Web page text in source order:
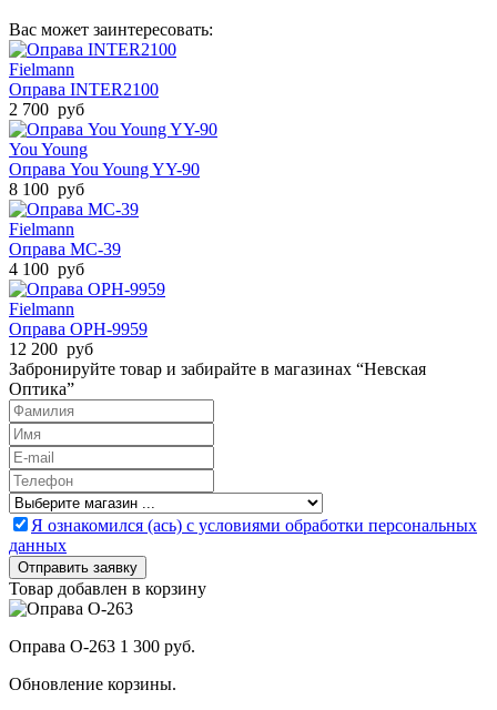
Вас может заинтересовать:
Fielmann
Оправа INTER2100
2 700 руб
You Young
Оправа You Young YY-90
8 100 руб
Fielmann
Оправа MC-39
4 100 руб
Fielmann
Оправа ОРН-9959
12 200 руб
Забронируйте товар и забирайте в магазинах “Невская
Оптика”
Я ознакомился (ась) с условиями обработки персональных
данных
Товар добавлен в корзину
Оправа O-263 1 300 руб.
Обновление корзины.